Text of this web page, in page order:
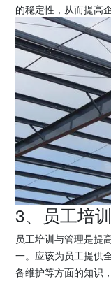
的稳定性，从而提高
3、员工培
员工培训与管理是提
一。应该为员工提供
备维护等方面的知识